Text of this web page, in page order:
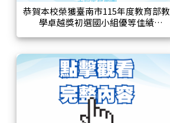
恭賀本校榮獲臺南市115年度教育部教
學卓越獎初選國小組優等佳績